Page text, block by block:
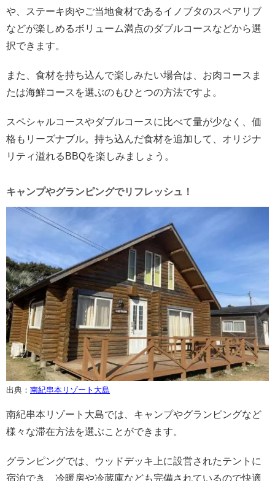
や、ステーキ肉やご当地食材であるイノブタのスペアリブ
などが楽しめるボリューム満点のダブルコースなどから選
択できます。
また、食材を持ち込んで楽しみたい場合は、お肉コースま
たは海鮮コースを選ぶのもひとつの方法ですよ。
スペシャルコースやダブルコースに比べて量が少なく、価
格もリーズナブル。持ち込んだ食材を追加して、オリジナ
リティ溢れるBBQを楽しみましょう。
キャンプやグランピングでリフレッシュ！
出典： 南紀串本リゾート大島
南紀串本リゾート大島では、キャンプやグランピングなど
様々な滞在方法を選ぶことができます。
グランピングでは、ウッドデッキ上に設営されたテントに
宿泊でき、冷暖房や冷蔵庫なども完備されているので快適